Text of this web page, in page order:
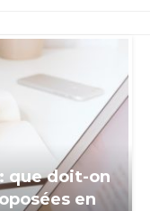
que doit-on
en